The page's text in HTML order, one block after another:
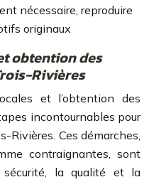
nécessaire, reproduire
originaux
obtention des
Rivières
et l’obtention des
incontournables pour
Rivières. Ces démarches,
contraignantes, sont
la qualité et la